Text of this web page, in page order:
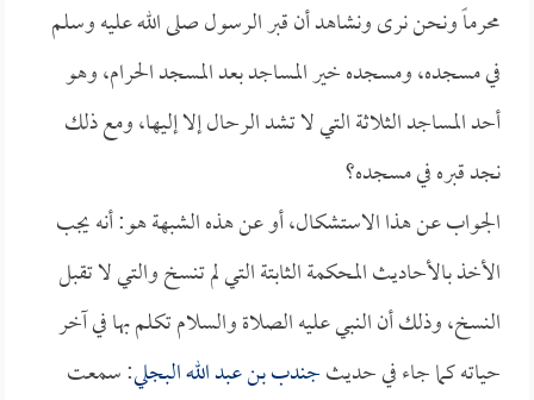
محرماً ونحن نرى ونشاهد أن قبر الرسول صلى الله عليه وسلم
في مسجده، ومسجده خير المساجد بعد المسجد الحرام، وهو
أحد المساجد الثلاثة التي لا تشد الرحال إلا إليها، ومع ذلك
نجد قبره في مسجده؟
الجواب عن هذا الاستشكال، أو عن هذه الشبهة هو: أنه يجب
الأخذ بالأحاديث المحكمة الثابتة التي لم تنسخ والتي لا تقبل
النسخ، وذلك أن النبي عليه الصلاة والسلام تكلم بها في آخر
حياته كما جاء في حديثجندب بن عبد الله البجلي: سمعت